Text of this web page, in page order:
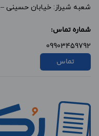
شعبه شیراز: خیابان حسینی
شماره تماس:
09903459792
تماس